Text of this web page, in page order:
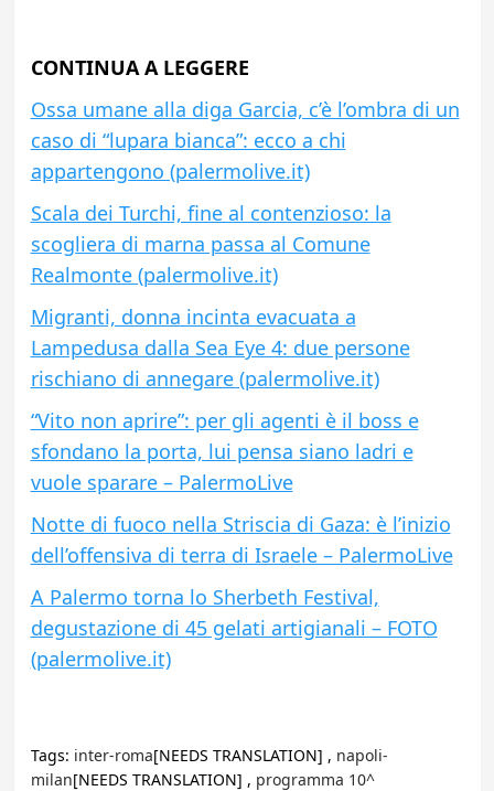
CONTINUA A LEGGERE
Ossa umane alla diga Garcia, c’è l’ombra di un
caso di “lupara bianca”: ecco a chi
appartengono (palermolive.it)
Scala dei Turchi, fine al contenzioso: la
scogliera di marna passa al Comune
Realmonte (palermolive.it)
Migranti, donna incinta evacuata a
Lampedusa dalla Sea Eye 4: due persone
rischiano di annegare (palermolive.it)
“Vito non aprire”: per gli agenti è il boss e
sfondano la porta, lui pensa siano ladri e
vuole sparare – PalermoLive
Notte di fuoco nella Striscia di Gaza: è l’inizio
dell’offensiva di terra di Israele – PalermoLive
A Palermo torna lo Sherbeth Festival,
degustazione di 45 gelati artigianali – FOTO
(palermolive.it)
Tags: inter-roma[NEEDS TRANSLATION] , napoli-
milan[NEEDS TRANSLATION] , programma 10^